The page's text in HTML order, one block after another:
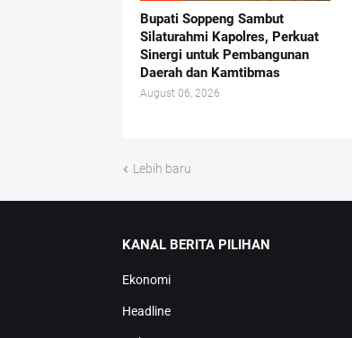
Bupati Soppeng Sambut
Silaturahmi Kapolres, Perkuat
Sinergi untuk Pembangunan
Daerah dan Kamtibmas
August 06, 2026
Lebih baru
KANAL BERITA PILIHAN
Ekonomi
Headline